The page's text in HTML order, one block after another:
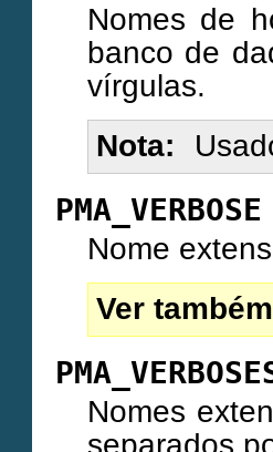
Nomes de
banco de
vírgulas.
Nota
PMA_VERBOSE
Nome
Ver também
Nomes
separados